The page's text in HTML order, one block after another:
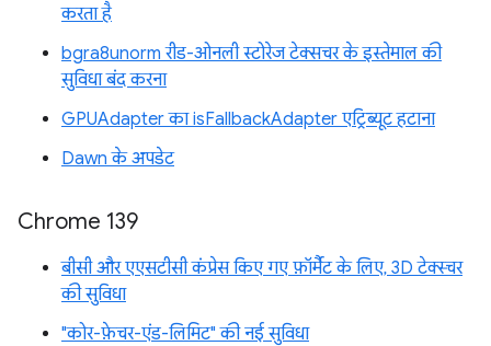
करता है
bgra8unorm रीड-ओनली स्टोरेज टेक्सचर के इस्तेमाल की
सुविधा बंद करना
GPUAdapter का isFallbackAdapter एट्रिब्यूट हटाना
Dawn के अपडेट
Chrome 139
बीसी और एएसटीसी कंप्रेस किए गए फ़ॉर्मैट के लिए, 3D टेक्स्चर
की सुविधा
"कोर-फ़ेचर-एंड-लिमिट" की नई सुविधा